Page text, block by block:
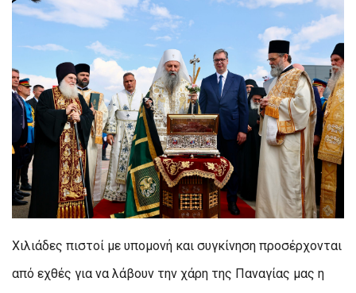
Χιλιάδες πιστοί με υπομονή και συγκίνηση προσέρχονται
από εχθές για να λάβουν την χάρη της Παναγίας μας η